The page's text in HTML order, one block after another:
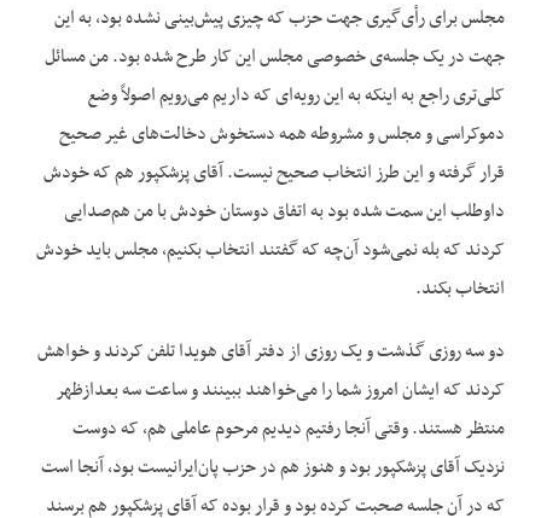
مجلس برای رأی‌گیری جهت حزب که چیزی پیش‌بینی نشده بود، به این
جهت در یک جلسه‌ی خصوصی مجلس این کار طرح شده بود. من مسائل
کلی‌تری راجع به اینکه به این رویه‌ای که داریم می‌رویم اصولاً وضع
دموکراسی و مجلس و مشروطه همه دستخوش دخالت‌‌های غیر صحیح
قرار گرفته و این طرز انتخاب صحیح نیست. آقای پزشکپور هم که خودش
داوطلب این سمت شده بود به اتفاق دوستان خودش با من هم‌صدایی
کردند که بله نمی‌شود آن‌چه که گفتند انتخاب بکنیم، مجلس باید خودش
انتخاب بکند.
دو سه روزی گذشت و یک روزی از دفتر آقای هویدا تلفن کردند و خواهش
کردند که ایشان امروز شما را می‌خواهند ببینند و ساعت سه بعدازظهر
منتظر هستند. وقتی آنجا رفتیم دیدیم مرحوم عاملی هم، که دوست
نزدیک آقای پزشکپور بود و هنوز هم در حزب پان‌ایرانیست بود، آنجا است
که در آن جلسه صحبت کرده بود و قرار بوده که آقای پزشکپور هم برسند